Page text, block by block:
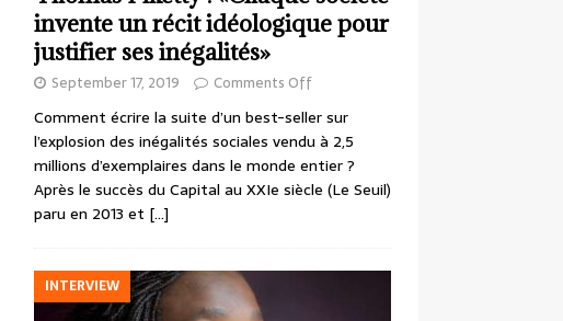
invente un récit idéologique pour
justifier ses inégalités»
September 17, 2019 Comments Off
Comment écrire la suite d’un best-seller sur
l’explosion des inégalités sociales vendu à 2,5
millions d’exemplaires dans le monde entier ?
Après le succès du Capital au XXIe siècle (Le Seuil)
paru en 2013 et […]
INTERVIEW